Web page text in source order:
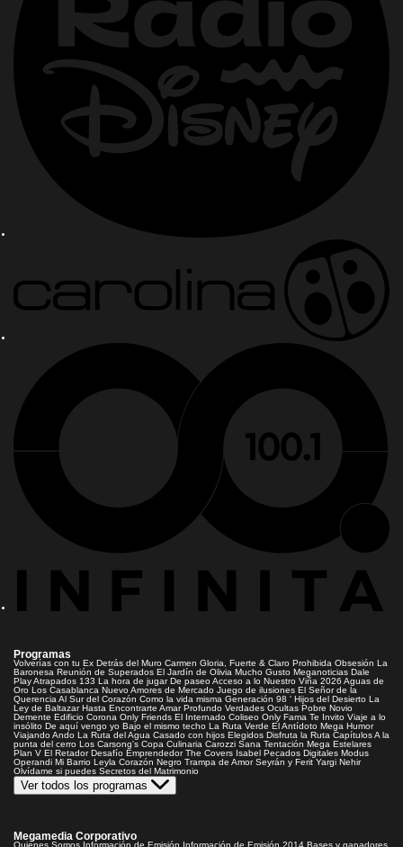
Programas
Volverías con tu Ex Detrás del Muro Carmen Gloria, Fuerte & Claro Prohibida Obsesión La
Baronesa Reunión de Superados El Jardín de Olivia Mucho Gusto Meganoticias Dale
PlayAtrapados 133 La hora de jugar De paseoAcceso a lo Nuestro Viña 2026 Aguas de
Oro Los Casablanca Nuevo Amores de Mercado Juego de ilusiones El Señor de la
Querencia Al Sur del Corazón Como la vida misma Generación 98 ' Hijos del Desierto La
Ley de Baltazar Hasta Encontrarte Amar Profundo Verdades Ocultas Pobre Novio
Demente Edificio Corona Only Friends El Internado Coliseo Only Fama Te Invito Viaje a lo
insólito De aquí vengo yo Bajo el mismo techo La Ruta Verde El Antídoto Mega Humor
Viajando Ando La Ruta del Agua Casado con hijos Elegidos Disfruta la Ruta CapítulosA la
punta del cerro Los Carsong's Copa Culinaria Carozzi Sana Tentación Mega Estelares
Plan V El Retador Desafío Emprendedor The Covers Isabel Pecados Digitales Modus
Operandi Mi Barrio Leyla Corazón Negro Trampa de Amor Seyrán y Ferit Yargi Nehir
Olvídame si puedes Secretos del Matrimonio
Ver todos los programas
Megamedia Corporativo
Quienes Somos Información de Emisión Información de Emisión 2014 Bases y ganadores